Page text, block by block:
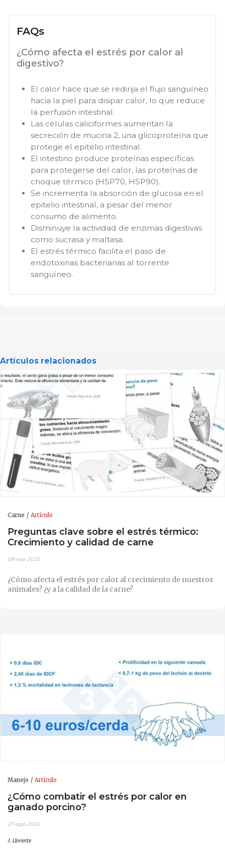
FAQs
¿Cómo afecta el estrés por calor al
digestivo?
El calor hace que se redirija el flujo sanguíneo
hacia la piel para disipar calor, lo que reduce
la perfusión intestinal.
Las células caliciformes aumentan la
secreción de mucina 2, una glicoproteína que
protege el epitelio intestinal.
El intestino produce proteínas específicas
para protegerse del calor, las proteínas de
choque térmico (HSP70, HSP90).
Se incrementa la absorción de glucosa en el
epitelio intestinal, a pesar del menor
consumo de alimento.
Disminuye la actividad de enzimas digestivas
como sucrasa y maltasa.
El estrés térmico facilita el paso de
endotoxinas bacterianas al torrente
sanguíneo.
Artículos relacionados
Carne Artículo
Preguntas clave sobre el estrés térmico:
Crecimiento y calidad de carne
08-sep-2025
¿Cómo afecta el estrés por calor al crecimiento de nuestros
animales? ¿y a la calidad de la carne?
Manejo Artículo
¿Cómo combatir el estrés por calor en
ganado porcino?
27-ago-2025
J. Llorente